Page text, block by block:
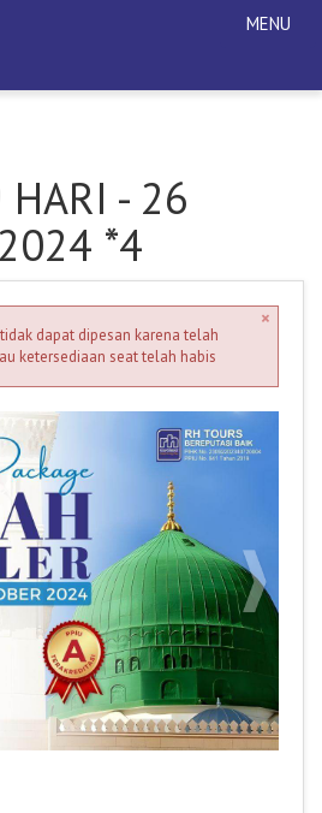
- 26
*4
dapat dipesan karena telah
ketersediaan seat telah habis
×
MENU